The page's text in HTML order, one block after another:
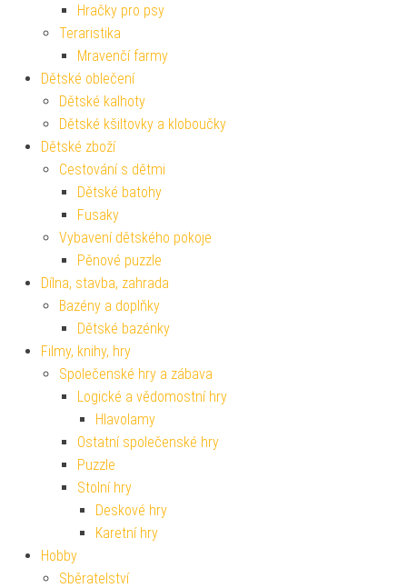
Hračky pro psy
Teraristika
Mravenčí farmy
Dětské oblečení
Dětské kalhoty
Dětské kšiltovky a kloboučky
Dětské zboží
Cestování s dětmi
Dětské batohy
Fusaky
Vybavení dětského pokoje
Pěnové puzzle
Dílna, stavba, zahrada
Bazény a doplňky
Dětské bazénky
Filmy, knihy, hry
Společenské hry a zábava
Logické a vědomostní hry
Hlavolamy
Ostatní společenské hry
Puzzle
Stolní hry
Deskové hry
Karetní hry
Hobby
Sběratelství